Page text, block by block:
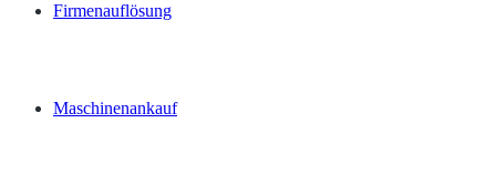
Firmenauflösung
Maschinenankauf